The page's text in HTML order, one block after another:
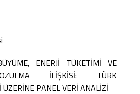
ENERJİ TÜKETİMİ VE
İLİŞKİSİ: TÜRK
ÜZERİNE PANEL VERİ ANALİZİ